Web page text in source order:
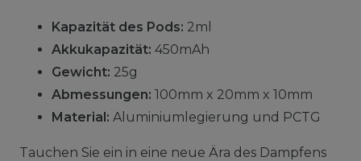
Kapazität des Pods: 2ml
Akkukapazität: 450mAh
Gewicht: 25g
Abmessungen: 100mm x 20mm x 10mm
Material: Aluminiumlegierung und PCTG
Tauchen Sie ein in eine neue Ära des Dampfens